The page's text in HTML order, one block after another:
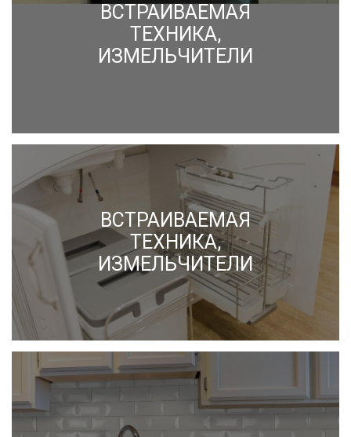
ВСТРАИВАЕМАЯ
ТЕХНИКА,
ИЗМЕЛЬЧИТЕЛИ
ВСТРАИВАЕМАЯ
ТЕХНИКА,
ИЗМЕЛЬЧИТЕЛИ